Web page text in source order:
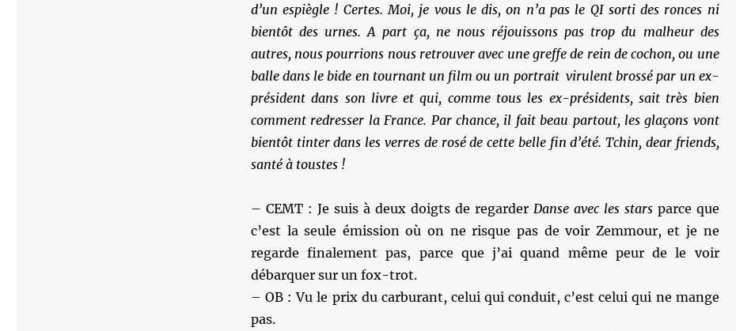
d’un espiègle ! Certes. Moi, je vous le dis, on n’a pas le QI sorti des ronces ni
bientôt des urnes. A part ça, ne nous réjouissons pas trop du malheur des
autres, nous pourrions nous retrouver avec une greffe de rein de cochon, ou une
balle dans le bide en tournant un film ou un portrait virulent brossé par un ex-
président dans son livre et qui, comme tous les ex-présidents, sait très bien
comment redresser la France. Par chance, il fait beau partout, les glaçons vont
bientôt tinter dans les verres de rosé de cette belle fin d’été. Tchin, dear friends,
santé à toustes !
– CEMT : Je suis à deux doigts de regarder Danse avec les starsparce que
c’est la seule émission où on ne risque pas de voir Zemmour, et je ne
regarde finalement pas, parce que j’ai quand même peur de le voir
débarquer sur un fox-trot.
– OB : Vu le prix du carburant, celui qui conduit, c’est celui qui ne mange
pas.